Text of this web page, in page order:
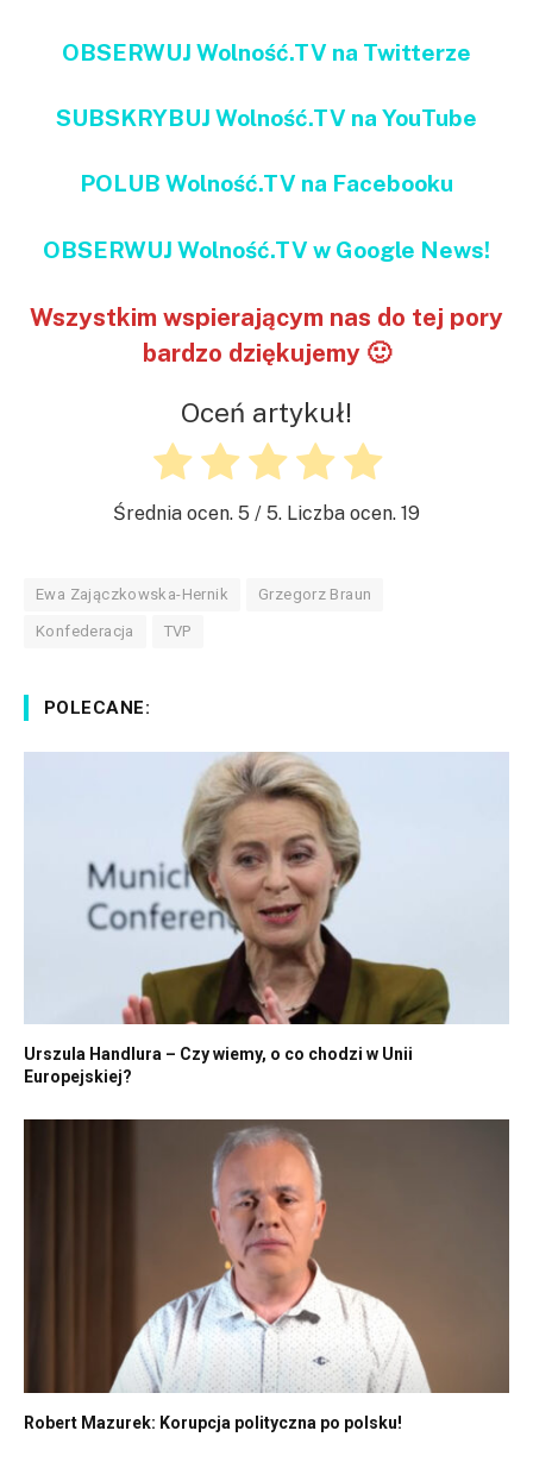
OBSERWUJ Wolność.TV na Twitterze
SUBSKRYBUJ Wolność.TV na YouTube
POLUB Wolność.TV na Facebooku
OBSERWUJ Wolność.TV w Google News!
Wszystkim wspierającym nas do tej pory
bardzo dziękujemy 🙂
Oceń artykuł!
Średnia ocen. 5 / 5. Liczba ocen. 19
Ewa Zajączkowska-Hernik Grzegorz Braun
Konfederacja TVP
POLECANE:
Urszula Handlura – Czy wiemy, o co chodzi w Unii
Europejskiej?
Robert Mazurek: Korupcja polityczna po polsku!